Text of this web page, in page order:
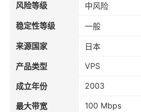
风险等级
中风险
稳定性等级
一般
来源国家
日本
产品类型
VPS
成立年份 2003
最大带宽 100 Mbps